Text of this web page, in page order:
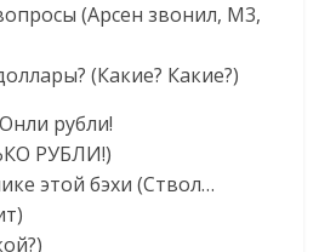
(Арсен звонил, M3,
(Какие? Какие?)
рубли!
РУБЛИ!)
этой бэхи (Ствол…